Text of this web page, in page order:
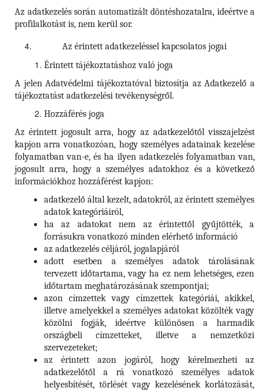
Az adatkezelés során automatizált döntéshozatalra, ideértve a
profilalkotást is, nem kerül sor.
Az érintett adatkezeléssel kapcsolatos jogai
Érintett tájékoztatáshoz való joga
A jelen Adatvédelmi tájékoztatóval biztosítja az Adatkezelő a
tájékoztatást adatkezelési tevékenységről.
Hozzáférés joga
Az érintett jogosult arra, hogy az adatkezelőtől visszajelzést
kapjon arra vonatkozóan, hogy személyes adatainak kezelése
folyamatban van-e, és ha ilyen adatkezelés folyamatban van,
jogosult arra, hogy a személyes adatokhoz és a következő
információkhoz hozzáférést kapjon:
adatkezelő által kezelt, adatokról, az érintett személyes
adatok kategóriáiról,
ha az adatokat nem az érintettől gyűjtötték, a
forrásukra vonatkozó minden elérhető információ
az adatkezelés céljáról, jogalapjáról
adott esetben a személyes adatok tárolásának
tervezett időtartama, vagy ha ez nem lehetséges, ezen
időtartam meghatározásának szempontjai;
azon címzettek vagy címzettek kategóriái, akikkel,
illetve amelyekkel a személyes adatokat közölték vagy
közölni fogják, ideértve különösen a harmadik
országbeli címzetteket, illetve a nemzetközi
szervezeteket;
az érintett azon jogáról, hogy kérelmezheti az
adatkezelőtől a rá vonatkozó személyes adatok
helyesbítését, törlését vagy kezelésének korlátozását,